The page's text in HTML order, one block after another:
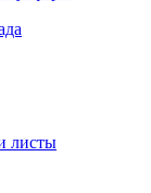
листы